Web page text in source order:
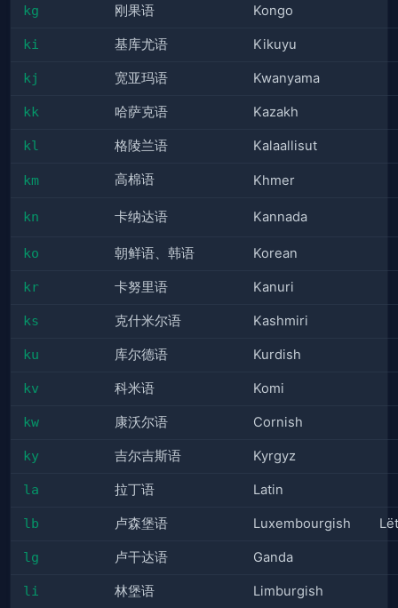
kg 刚果语 Kongo
ki 基库尤语 Kikuyu
kj 宽亚玛语 Kwanyama
kk 哈萨克语 Kazakh
kl 格陵兰语 Kalaallisut
km 高棉语 Khmer
kn 卡纳达语 Kannada
ko 朝鲜语、韩语 Korean
kr 卡努里语 Kanuri
ks 克什米尔语 Kashmiri
ku 库尔德语 Kurdish
kv 科米语 Komi
kw 康沃尔语 Cornish
ky 吉尔吉斯语 Kyrgyz
la 拉丁语 Latin
lb 卢森堡语 Luxembourgish
lg 卢干达语 Ganda
li 林堡语 Limburgish